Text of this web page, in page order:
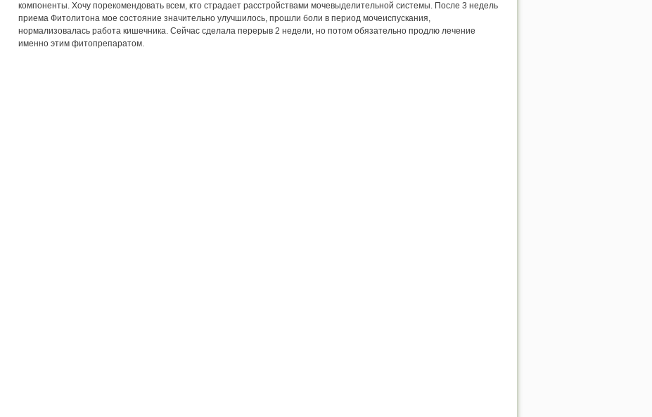
компоненты. Хочу порекомендовать всем, кто страдает расстройствами мочевыделительной системы. После 3 недель
приема Фитолитона мое состояние значительно улучшилось, прошли боли в период мочеиспускания,
нормализовалась работа кишечника. Сейчас сделала перерыв 2 недели, но потом обязательно продлю лечение
именно этим фитопрепаратом.